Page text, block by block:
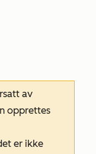
av
opprettes
er ikke